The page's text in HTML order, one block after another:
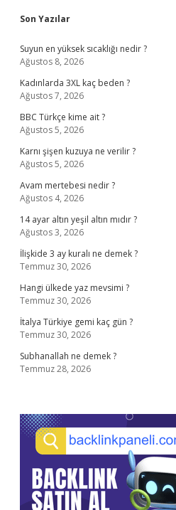
Sidebar
Son Yazılar
Suyun en yüksek sıcaklığı nedir ?
Ağustos 8, 2026
Kadınlarda 3XL kaç beden ?
Ağustos 7, 2026
BBC Türkçe kime ait ?
Ağustos 5, 2026
Karnı şişen kuzuya ne verilir ?
Ağustos 5, 2026
Avam mertebesi nedir ?
Ağustos 4, 2026
14 ayar altın yeşil altın mıdır ?
Ağustos 3, 2026
İlişkide 3 ay kuralı ne demek ?
Temmuz 30, 2026
Hangi ülkede yaz mevsimi ?
Temmuz 30, 2026
İtalya Türkiye gemi kaç gün ?
Temmuz 30, 2026
Subhanallah ne demek ?
Temmuz 28, 2026